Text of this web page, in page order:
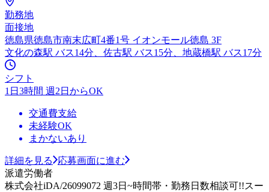
勤務地
面接地
徳島県徳島市南末広町4番1号 イオンモール徳島 3F
文化の森駅 バス14分、佐古駅 バス15分、地蔵橋駅 バス17分
シフト
1日3時間 週2日からOK
交通費支給
未経験OK
まかないあり
詳細を見る
応募画面に進む
派遣労働者
株式会社iDA/26099072 週3日~時間帯・勤務日数相談可!!スー